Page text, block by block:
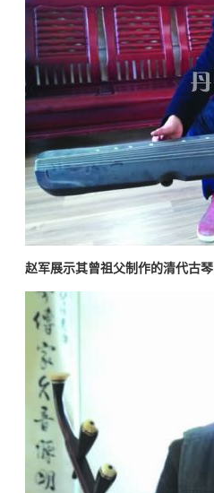
赵军展示其曾祖父制作的清代古琴